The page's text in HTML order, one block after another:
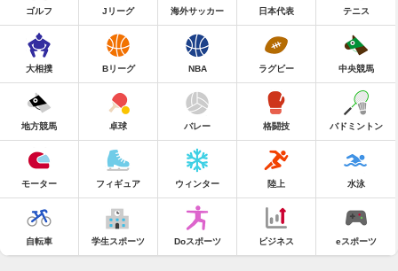
ゴルフ Jリーグ 海外サッカー 日本代表 テニス
大相撲 Bリーグ NBA ラグビー 中央競馬
地方競馬 卓球 バレー 格闘技 バドミントン
モーター フィギュア ウィンター 陸上 水泳
自転車 学生スポーツ Doスポーツ ビジネス eスポーツ